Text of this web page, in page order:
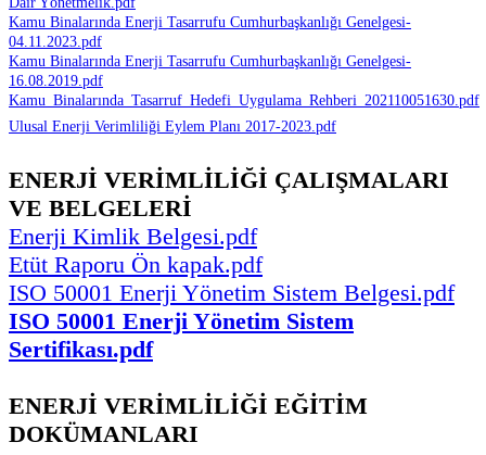
Kamu Binalarında Enerji Tasarrufu Cumhurbaşkanlığı Genelgesi-
04.11.2023.pdf
Kamu Binalarında Enerji Tasarrufu Cumhurbaşkanlığı Genelgesi-
16.08.2019.pdf
Kamu_Binalarında_Tasarruf_Hedefi_Uygulama_Rehberi_202110051630.pdf
Ulusal Enerji Verimliliği Eylem Planı 2017-2023.pdf
ENERJİ VERİMLİLİĞİ ÇALIŞMALARI
VE BELGELERİ
Enerji Kimlik Belgesi.pdf
Etüt Raporu Ön kapak.pdf
ISO 50001 Enerji Yönetim Sistem Belgesi.pdf
ISO 50001 Enerji Yönetim Sistem
Sertifikası.pdf
ENERJİ VERİMLİLİĞİ EĞİTİM
DOKÜMANLARI